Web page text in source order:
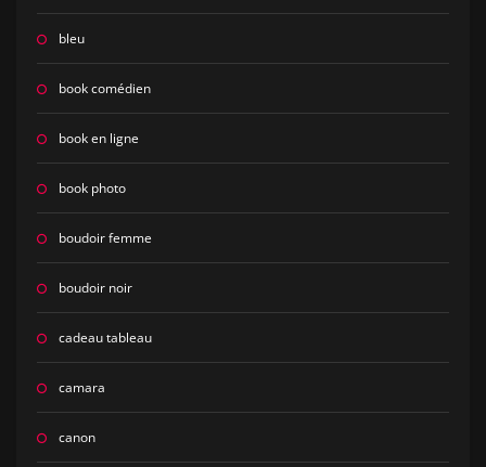
bleu
book comédien
book en ligne
book photo
boudoir femme
boudoir noir
cadeau tableau
camara
canon